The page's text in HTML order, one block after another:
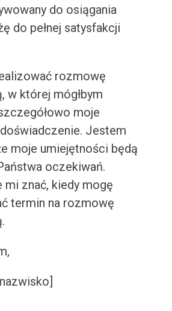
do osiągania
do pełnej satysfakcji
rozmowę
w której mógłbym
moje
Jestem
moje umiejętności będą
oczekiwań.
mi znać, kiedy mogę
termin na rozmowę